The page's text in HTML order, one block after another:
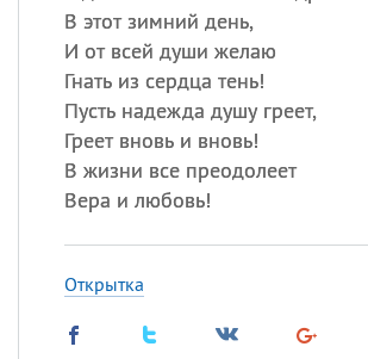
В этот зимний день,
И от всей души желаю
Гнать из сердца тень!
Пусть надежда душу греет,
Греет вновь и вновь!
В жизни все преодолеет
Вера и любовь!
Открытка
Посмотреть